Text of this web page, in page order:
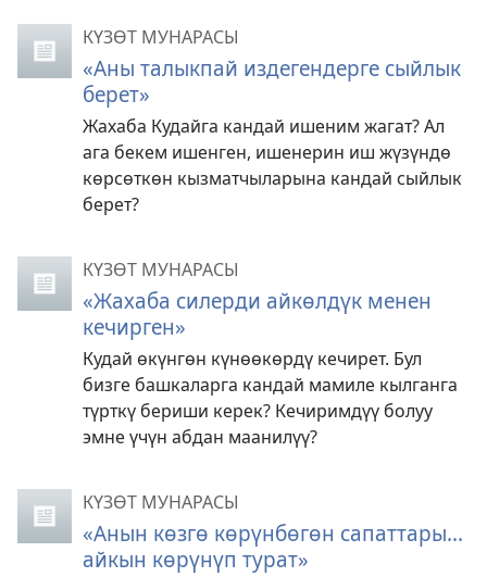
КҮЗӨТ МУНАРАСЫ
«Аны талыкпай издегендерге сыйлык
берет»
Жахаба Кудайга кандай ишеним жагат? Ал
ага бекем ишенген, ишенерин иш жүзүндө
көрсөткөн кызматчыларына кандай сыйлык
берет?
КҮЗӨТ МУНАРАСЫ
«Жахаба силерди айкөлдүк менен
кечирген»
Кудай өкүнгөн күнөөкөрдү кечирет. Бул
бизге башкаларга кандай мамиле кылганга
түрткү бериши керек? Кечиримдүү болуу
эмне үчүн абдан маанилүү?
КҮЗӨТ МУНАРАСЫ
«Анын көзгө көрүнбөгөн сапаттары...
айкын көрүнүп турат»